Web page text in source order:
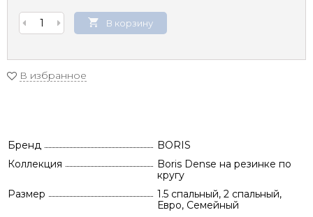
В корзину
В избранное
Бренд
BORIS
Коллекция
Boris Dense на резинке по
кругу
Размер
1.5 спальный, 2 спальный,
Евро, Семейный